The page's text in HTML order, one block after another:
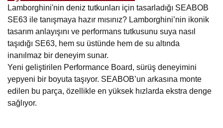
Lamborghini'nin deniz tutkunları için tasarladığı SEABOB
SE63 ile tanışmaya hazır mısınız? Lamborghini’nin ikonik
tasarım anlayışını ve performans tutkusunu suya nasıl
taşıdığı SE63, hem su üstünde hem de su altında
inanılmaz bir deneyim sunar.
Yeni geliştirilen Performance Board, sürüş deneyimini
yepyeni bir boyuta taşıyor. SEABOB’un arkasına monte
edilen bu parça, özellikle en yüksek hızlarda ekstra denge
sağlıyor.